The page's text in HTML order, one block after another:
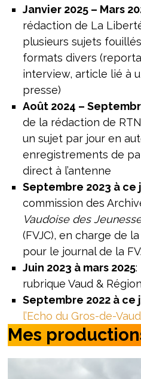
Janvier 2025 – Mars
rédaction de La
plusieurs sujets
formats divers
interview, article lié à
presse)
Août 2024 –
de la rédaction de
un sujet par jour en
enregistrements de
direct à l’antenne
Septembre 2023 à ce
commission des
Vaudoise des
(FVJC), en charge de
pour le journal de la
Juin 2023 à mars 2025:
rubrique Vaud &
Septembre 2022 à ce
l’Echo du Gros-de-Vaud
Mes